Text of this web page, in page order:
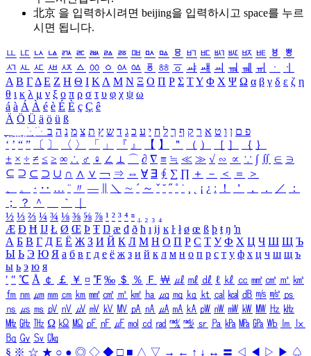
北京 을 입력하시려면 beijing을 입력하시고 space를 누르
시면 됩니다.
ㅥ ㅦ ㅧ ㅨ ㅩ ㅪ ㅫ ㅬ ㅭ ㅮ ㅯ ㅰ ㅱ ㅲ ㅳ ㅴ ㅵ ㅶ ㅷ ㅸ
ㅹ
ㅺ ㅻ ㅼ ㅽ ㅾ ㅿ ㆀ ㆁ ㆂ ㆃ ㆄ ㆅ ㆆ ㆇ ㆈ ㆉ ㆊ ㆋ ㆌ ㆍ
ㆎ
Α Β ΓΔ Ε Ζ Η Θ Ι ΚΛ Μ Ν Ξ Ο Π Ρ Σ ΤΥ Φ Χ Ψ Ω α β γ δ ε ζ η
θ ι κ λ μ ν ξ ο π ρ σ τ υ φ χ ψ ω
á à Á À é è É È ç Ç ê
Ä Ö Ü ä ö ü ß
ִֶֹ ֻּ ׁׂ פ ם ן ו ט א ר ק ף ך ל ח י ע כ ג ד ש ץ ת צ מ נ ה ב
‘ ’ “ ” 〔 〕 〈 〉 「 」 『 』 【 】 ＂ （ ） ［ ］ ｛ ｝
± × ÷ ≠ ≤ ≥ ∞ ∴ ♂ ♀ ∠ ⊥ ⌒ ∂ ∇ ≡ ≒ ≪ ≫ √ ∽ ∝ ∵ ∫ ∬ ∈ ∋
⊆ ⊇ ⊂ ⊃ ∪ ∩ ∧ ∨ ￢ ⇒ ⇔ ∀ ∃ ∮ ∑ ∏ ＋ － ＜ ＝
＞
、
。 · ‥ … ¨ 〃 ― ＼ ∼ ´ ～ ˇ ˘ ˝ ˚ ˙ ¸ ¡ ¿ ː ！ ＇ ， ． ／
：
；
？ ＾ ｀
½ ⅓ ⅔ ¼ ¾ ⅛ ⅜ ⅝ ⅞ ¹ ² ³ ⁴ ⁿ ₁ ₂ ₃ ₄
Æ Ð Ħ Ĳ Ł Ø Œ Þ Ŧ Ŋ æ đ ð ħ ı ĳ ĸ ŀ ł ø œ ß þ ŧ ŋ ŉ
А Б В Г Д Е Ё Ж З И Й К Л М Н О П Р С Т У Ф Х Ц Ч Ш Щ Ъ
Ы Ь Э Ю Я а б в г д е ё ж з и й к л м н о п р с т у ф х ц ч ш щ ъ
ы ь э ю я
′ ″ ℃ Å ￠ ￡ ￥ ¤ ℉ ‰ ＄ ％ Ｆ ￦ ㎕ ㎖ ㎗ ℓ ㎘ ㏄ ㎣ ㎤ ㎥ ㎦
㎙ ㎚ ㎛ ㎜ ㎝ ㎞ ㎟ ㎠ ㎡ ㎢ ㏊ ㎍ ㎎ ㎏ ㏏ ㎈ ㎉ ㏈ ㎧ ㎨ ㎰
㎱ ㎲ ㎳ ㎴ ㎵ ㎶ ㎷ ㎸ ㎹ ㎀ ㎁ ㎂ ㎃ ㎄ ㎺ ㎻ ㎽ ㎾ ㎿ ㎐ ㎑
㎒ ㎓ ㎔ Ω ㏀ ㏁ ㎊ ㎋ ㎌ ㏖ ㏅ ㎭ ㎮ ㎯ ㏛ ㎩ ㎪ ㎫ ㎬ ㏝ ㏐
㏓
㏃ ㏉ ㏜ ㏆
§ ※ ☆ ★ ○ ● ◎ ◇ ◆ □ ■ △ ▽ → ← ↑ ↓ ↔ 〓 ◁ ◀ ▷ ▶ ♤